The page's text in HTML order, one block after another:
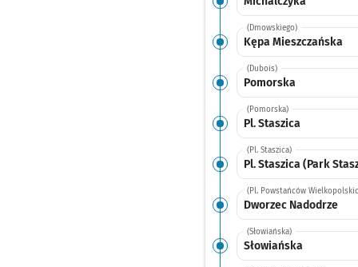
(Dmowskiego)
Kępa Mieszczańska
(Dubois)
Pomorska
(Pomorska)
Pl. Staszica
(Pl. Staszica)
Pl. Staszica (Park
(Pl. Powstańców
Dworzec Nadodrze
(Słowiańska)
Słowiańska